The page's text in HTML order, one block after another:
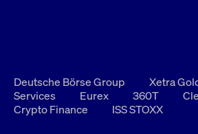
Deutsche Börse Group Xetra
Services
Eurex 360T
Crypto Finance
ISS STOXX